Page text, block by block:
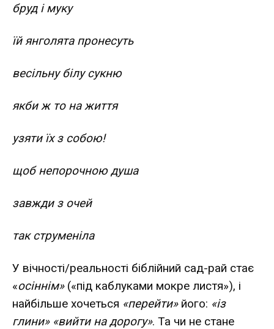
бруд і муку
їй янголята пронесуть
весільну білу сукню
якби ж то на життя
узяти їх з собою!
щоб непорочною душа
завжди з очей
так струменіла
У вічності/реальності біблійний сад-рай стає
«осіннім» («під каблуками мокре листя»), і
найбільше хочеться «перейти»його: «із
глини» «вийти на дорогу». Та чи не стане